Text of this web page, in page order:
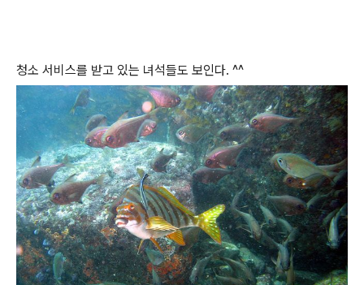
청소 서비스를 받고 있는 녀석들도 보인다. ^^